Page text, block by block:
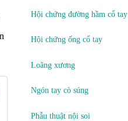
Hội chứng đường hầm cổ tay
Hội chứng ống cổ tay
Loãng xương
Ngón tay cò súng
Phẫu thuật nội soi